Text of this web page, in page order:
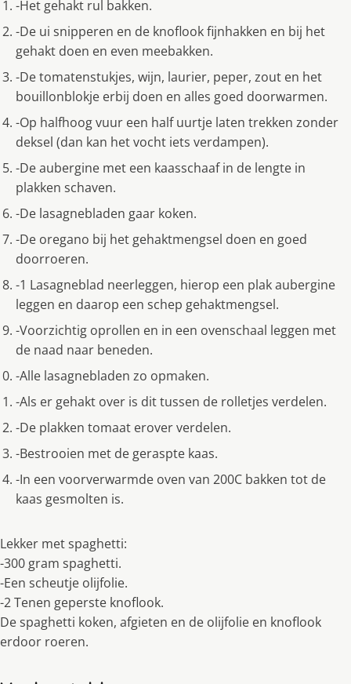
-Het gehakt rul bakken.
-De ui snipperen en de knoflook fijnhakken en bij het
gehakt doen en even meebakken.
-De tomatenstukjes, wijn, laurier, peper, zout en het
bouillonblokje erbij doen en alles goed doorwarmen.
-Op halfhoog vuur een half uurtje laten trekken zonder
deksel (dan kan het vocht iets verdampen).
-De aubergine met een kaasschaaf in de lengte in
plakken schaven.
-De lasagnebladen gaar koken.
-De oregano bij het gehaktmengsel doen en goed
doorroeren.
-1 Lasagneblad neerleggen, hierop een plak aubergine
leggen en daarop een schep gehaktmengsel.
-Voorzichtig oprollen en in een ovenschaal leggen met
de naad naar beneden.
-Alle lasagnebladen zo opmaken.
-Als er gehakt over is dit tussen de rolletjes verdelen.
-De plakken tomaat erover verdelen.
-Bestrooien met de geraspte kaas.
-In een voorverwarmde oven van 200C bakken tot de
kaas gesmolten is.
Lekker met spaghetti:
-300 gram spaghetti.
-Een scheutje olijfolie.
-2 Tenen geperste knoflook.
De spaghetti koken, afgieten en de olijfolie en knoflook
erdoor roeren.